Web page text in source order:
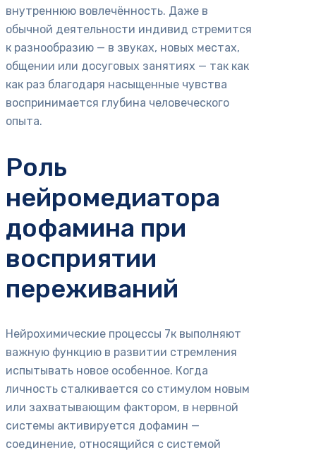
внутреннюю вовлечённость. Даже в
обычной деятельности индивид стремится
к разнообразию — в звуках, новых местах,
общении или досуговых занятиях — так как
как раз благодаря насыщенные чувства
воспринимается глубина человеческого
опыта.
Роль
нейромедиатора
дофамина при
восприятии
переживаний
Нейрохимические процессы 7к выполняют
важную функцию в развитии стремления
испытывать новое особенное. Когда
личность сталкивается со стимулом новым
или захватывающим фактором, в нервной
системы активируется дофамин —
соединение, относящийся с системой